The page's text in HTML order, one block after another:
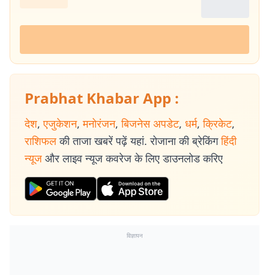
Prabhat Khabar App :
देश, एजुकेशन, मनोरंजन, बिजनेस अपडेट, धर्म, क्रिकेट,
राशिफल की ताजा खबरें पढ़ें यहां. रोजाना की ब्रेकिंग हिंदी
न्यूज और लाइव न्यूज कवरेज के लिए डाउनलोड करिए
विज्ञापन